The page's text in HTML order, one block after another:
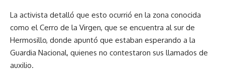
La activista detalló que esto ocurrió en la zona conocida
como el Cerro de la Virgen, que se encuentra al sur de
Hermosillo, donde apuntó que estaban esperando a la
Guardia Nacional, quienes no contestaron sus llamados de
auxilio.